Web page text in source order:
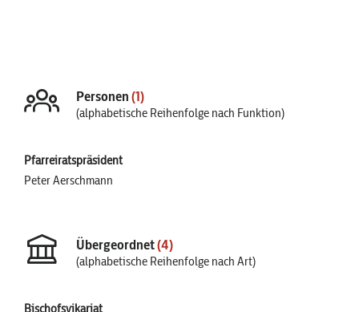
Personen(1)
(alphabetische Reihenfolge nach Funktion)
Pfarreiratspräsident
Peter Aerschmann
Übergeordnet(4)
(alphabetische Reihenfolge nach Art)
Bischofsvikariat